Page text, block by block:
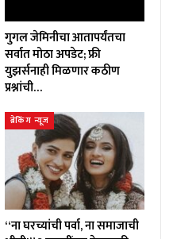
गुगल जेमिनीचा आतापर्यंतचा
सर्वात मोठा अपडेट; फ्री
युझर्सनाही मिळणार कठीण
प्रश्नांची…
ब्रेकिंग न्यूज
“ना घरच्यांची पर्वा, ना समाजाची